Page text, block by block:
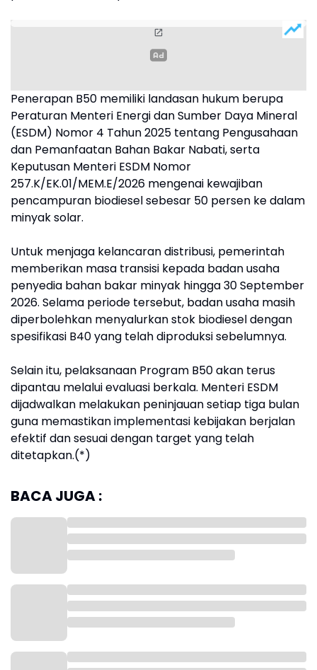
Penerapan B50 memiliki landasan hukum berupa
Peraturan Menteri Energi dan Sumber Daya Mineral
(ESDM) Nomor 4 Tahun 2025 tentang Pengusahaan
dan Pemanfaatan Bahan Bakar Nabati, serta
Keputusan Menteri ESDM Nomor
257.K/EK.01/MEM.E/2026 mengenai kewajiban
pencampuran biodiesel sebesar 50 persen ke dalam
minyak solar.
Untuk menjaga kelancaran distribusi, pemerintah
memberikan masa transisi kepada badan usaha
penyedia bahan bakar minyak hingga 30 September
2026. Selama periode tersebut, badan usaha masih
diperbolehkan menyalurkan stok biodiesel dengan
spesifikasi B40 yang telah diproduksi sebelumnya.
Selain itu, pelaksanaan Program B50 akan terus
dipantau melalui evaluasi berkala. Menteri ESDM
dijadwalkan melakukan peninjauan setiap tiga bulan
guna memastikan implementasi kebijakan berjalan
efektif dan sesuai dengan target yang telah
ditetapkan.(*)
BACA JUGA :